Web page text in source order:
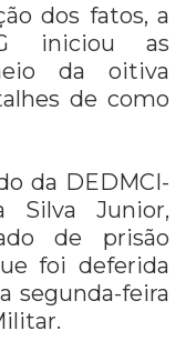
dos fatos, a
iniciou as
da oitiva
de como
da DEDMCI-
Silva Junior,
de prisão
foi deferida
segunda-feira